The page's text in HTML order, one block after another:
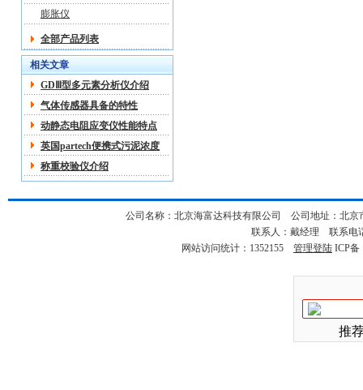
膨胀仪
全部产品列表
相关文章
GDⅢ型多元素分析仪介绍
气体传感器具备的特性
动静态电阻应变仪性能特点
英国partech便携式污泥浓度
计型号:UP/750 说明书
称重校验仪介绍
公司名称：北京海富达科技有限公司 公司地址：北
联系人：戴经理 联系电
网站访问统计：1352155 管理登陆 ICP备
推